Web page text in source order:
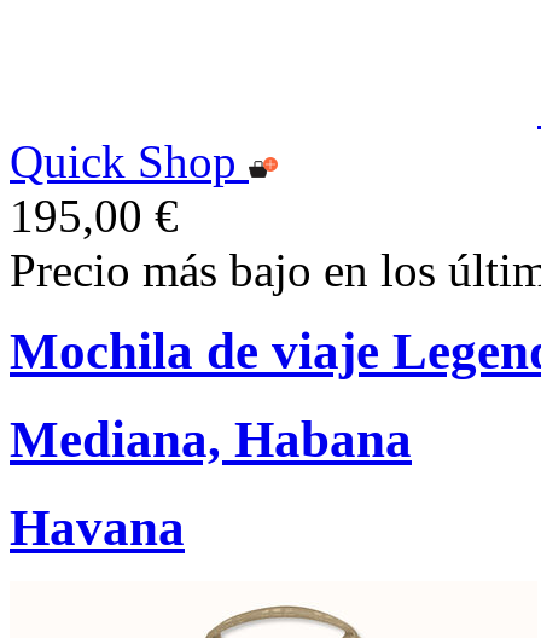
Quick Shop
195,00 €
Precio más bajo en los
Mochila de viaje
Mediana, Habana
Havana